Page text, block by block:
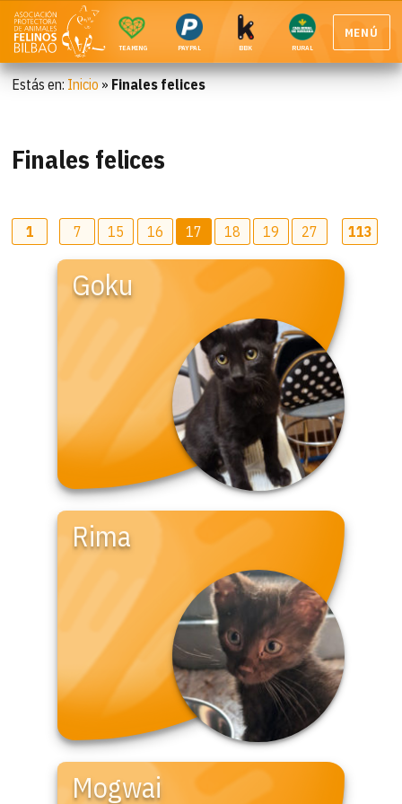
TEAMING PAYPAL BBK RURAL
MENÚ
Estás en: Inicio » Finales felices
Finales felices
1 7 15 16 17 18 19 27 113
Goku
Rima
Mogwai